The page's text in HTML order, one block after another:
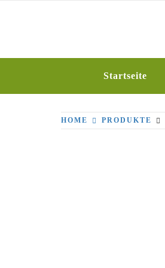
Startseite
HOME PRODUKTE